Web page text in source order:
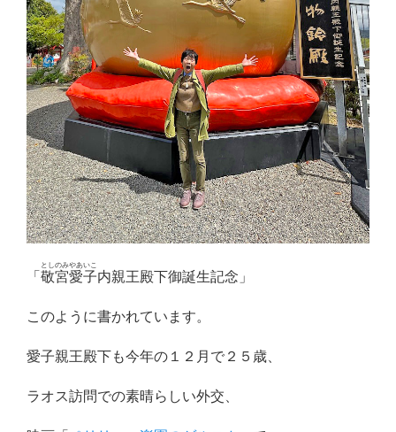
「 敬宮愛子
としのみやあいこ
内親王殿下御誕生記念」
このように書かれています。
愛子親王殿下も今年の１２月で２５歳、
ラオス訪問での素晴らしい外交、